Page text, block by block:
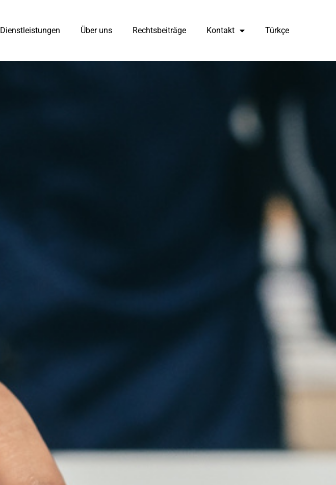
Dienstleistungen Über uns Rechtsbeiträge Kontakt Türkçe